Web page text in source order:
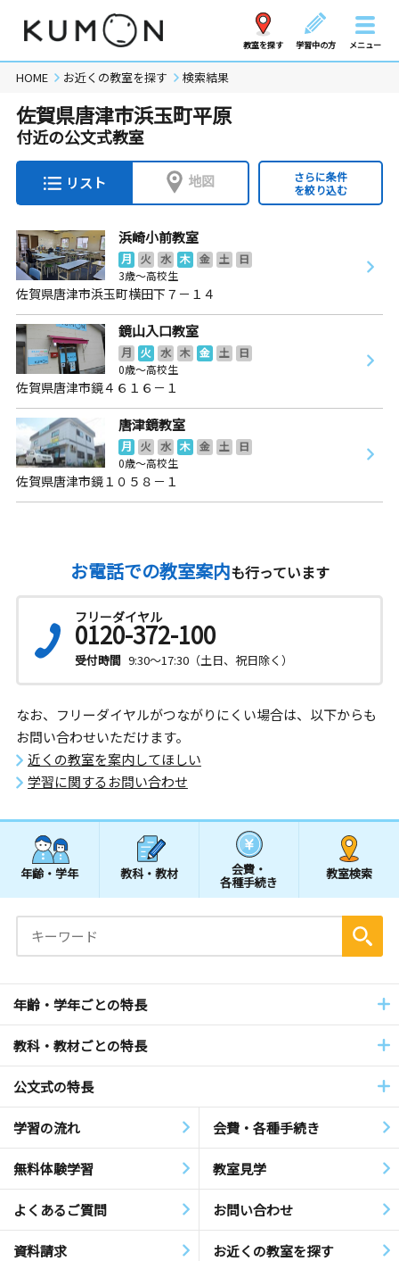
教室を探す 学習中の方 メニュー
HOME お近くの教室を探す 検索結果
佐賀県唐津市浜玉町平原
付近の公文式教室
リスト 地図
さらに条件
を絞り込む
浜崎小前教室
月 火 水 木 金 土
日
3歳～高校生
佐賀県唐津市浜玉町横田下７－１４
鏡山入口教室
月 火 水 木 金 土
日
0歳～高校生
佐賀県唐津市鏡４６１６－１
唐津鏡教室
月 火 水 木 金 土
日
0歳～高校生
佐賀県唐津市鏡１０５８－１
お電話での教室案内も行っています
フリーダイヤル
0120-372-100
受付時間 9:30～17:30（土日、祝日除く）
なお、フリーダイヤルがつながりにくい場合は、以下からも
お問い合わせいただけます。
近くの教室を案内してほしい
学習に関するお問い合わせ
年齢・学年 教科・教材 会費・
各種手続き
教室検索
年齢・学年ごとの特長
教科・教材ごとの特長
公文式の特長
学習の流れ 会費・各種手続き
無料体験学習 教室見学
よくあるご質問 お問い合わせ
資料請求 お近くの教室を探す